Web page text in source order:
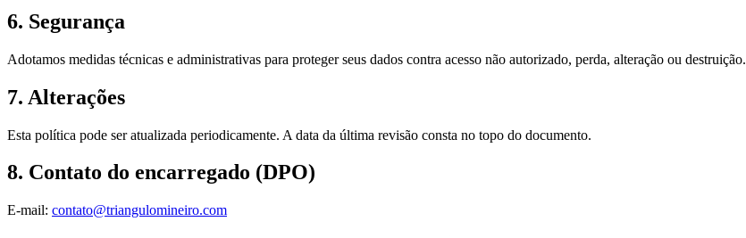
6. Segurança
Adotamos medidas técnicas e administrativas para proteger seus dados contra acesso não autorizado, perda, alteração ou destruição.
7. Alterações
Esta política pode ser atualizada periodicamente. A data da última revisão consta no topo do documento.
8. Contato do encarregado (DPO)
E-mail: contato@triangulomineiro.com